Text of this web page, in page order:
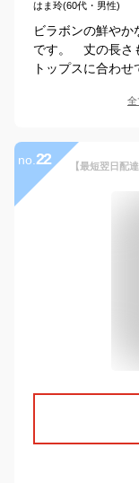
はま玲(60代・男性)
ビラボンの鮮や
です。 丈の長さ
トップスに合わせ
全
no. 22